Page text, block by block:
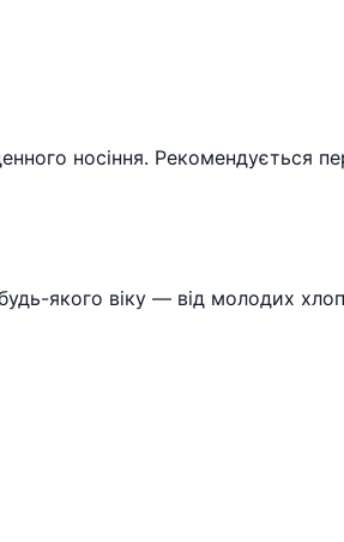
носіння. Рекомендується
якого віку — від молодих